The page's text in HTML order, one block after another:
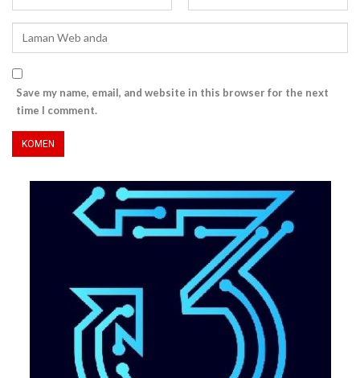
Save my name, email, and website in this browser for the next
time I comment.